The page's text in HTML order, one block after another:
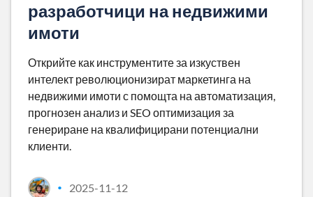
разработчици на недвижими
имоти
Открийте как инструментите за изкуствен
интелект революционизират маркетинга на
недвижими имоти с помощта на автоматизация,
прогнозен анализ и SEO оптимизация за
генериране на квалифицирани потенциални
клиенти.
• 2025-11-12